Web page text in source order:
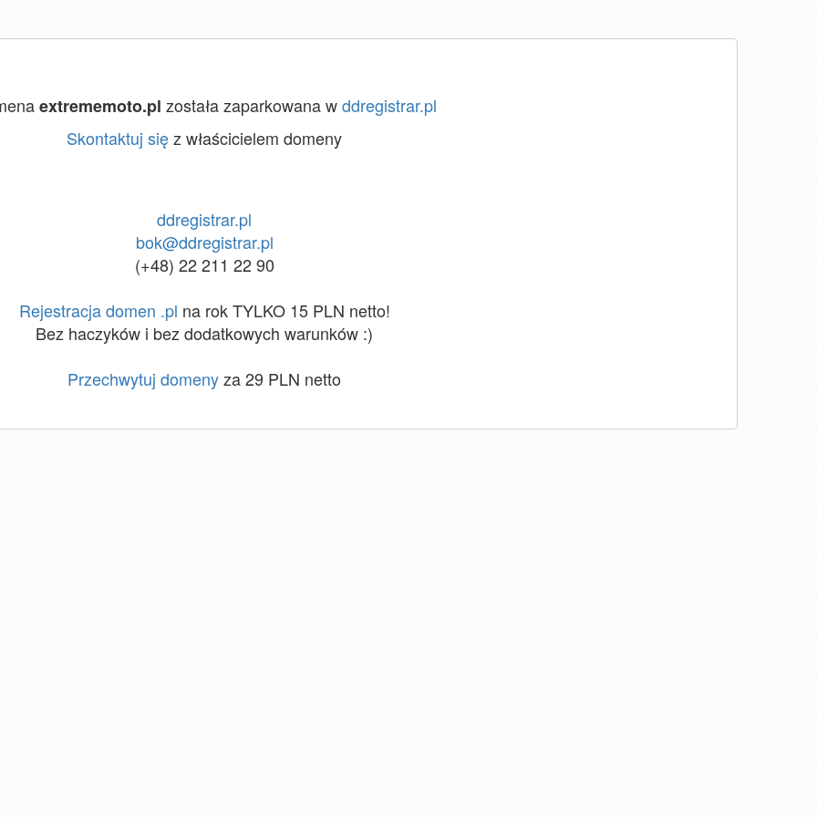
extrememoto.pl została zaparkowana wddregistrar.pl
Skontaktuj sięz właścicielem domeny
ddregistrar.pl
bok@ddregistrar.pl
(+48) 22 211 22 90
Rejestracja domen .pl na rok TYLKO 15 PLN netto!
Bez haczyków i bez dodatkowych warunków :)
Przechwytuj domenyza 29 PLN netto